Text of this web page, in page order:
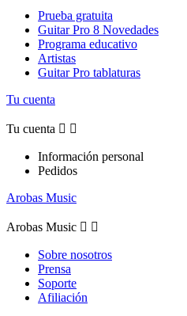
Prueba gratuita
Guitar Pro 8 Novedades
Programa educativo
Artistas
Guitar Pro tablaturas
Tu cuenta
Tu cuenta  
Información personal
Pedidos
Arobas Music
Arobas Music  
Sobre nosotros
Prensa
Soporte
Afiliación